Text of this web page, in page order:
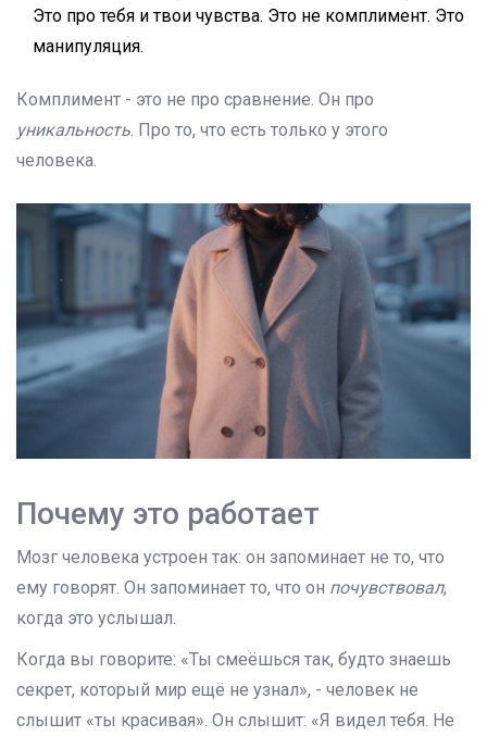
Это про тебя и твои чувства. Это не комплимент. Это
манипуляция.
Комплимент - это не про сравнение. Он про
уникальность. Про то, что есть только у этого
человека.
Почему это работает
Мозг человека устроен так: он запоминает не то, что
ему говорят. Он запоминает то, что он почувствовал,
когда это услышал.
Когда вы говорите: «Ты смеёшься так, будто знаешь
секрет, который мир ещё не узнал», - человек не
слышит «ты красивая». Он слышит: «Я видел тебя. Не